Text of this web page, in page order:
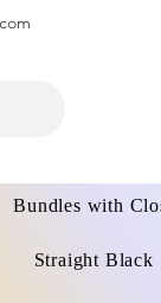
Bundles with
Straight Black